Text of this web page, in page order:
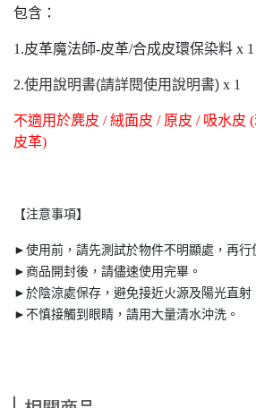
包含：
1.皮革魔法師-皮革/合成皮環保染料 x 1
2.使用說明書(請詳閱使用說明書) x 1
不適用於麂皮 / 絨面皮 / 原皮 / 吸水皮
皮革)
【注意事項】
►使用前，請先測試於物件不明顯處，再行
►商品開封後，請儘速使用完畢。
►於陰涼處保存，避免接近火源及陽光直射
►不慎接觸到眼睛，請用大量清水沖洗。